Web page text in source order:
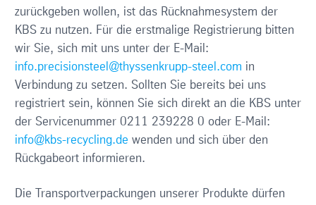
zurückgeben wollen, ist das Rücknahmesystem der
KBS zu nutzen. Für die erstmalige Registrierung bitten
wir Sie, sich mit uns unter der E-Mail:
info.precisionsteel@thyssenkrupp-steel.com in
Verbindung zu setzen. Sollten Sie bereits bei uns
registriert sein, können Sie sich direkt an die KBS unter
der Servicenummer 0211 239228 0 oder E-Mail:
info@kbs-recycling.de wenden und sich über den
Rückgabeort informieren.
Die Transportverpackungen unserer Produkte dürfen